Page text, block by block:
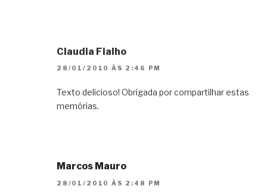
Claudia Fialho
28/01/2010 ÀS 2:46 PM
Texto delicioso! Obrigada por compartilhar estas
memórias.
Marcos Mauro
28/01/2010 ÀS 2:48 PM